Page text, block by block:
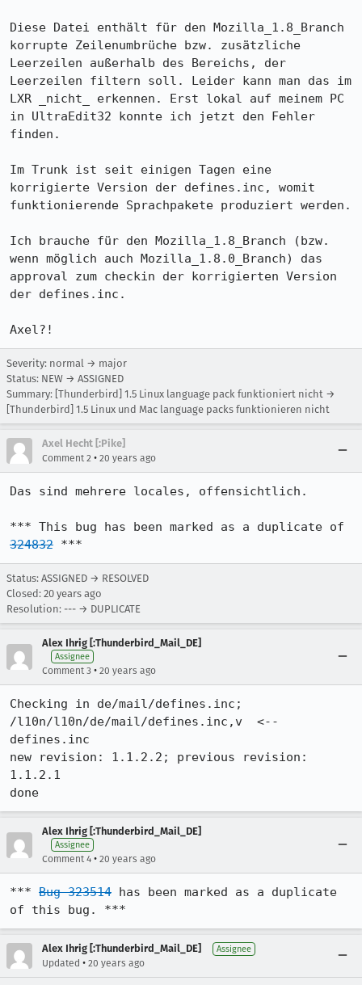
Diese Datei enthält für den Mozilla_1.8_Branch
korrupte Zeilenumbrüche bzw. zusätzliche
Leerzeilen außerhalb des Bereichs, der
Leerzeilen filtern soll. Leider kann man das im
LXR _nicht_ erkennen. Erst lokal auf meinem PC
in UltraEdit32 konnte ich jetzt den Fehler
finden.
Im Trunk ist seit einigen Tagen eine
korrigierte Version der defines.inc, womit
funktionierende Sprachpakete produziert werden.
Ich brauche für den Mozilla_1.8_Branch (bzw.
wenn möglich auch Mozilla_1.8.0_Branch) das
approval zum checkin der korrigierten Version
der defines.inc.
Axel?!
Severity: normal → major
Status: NEW → ASSIGNED
Summary: [Thunderbird] 1.5 Linux language pack funktioniert nicht →
[Thunderbird] 1.5 Linux und Mac language packs funktionieren nicht
Axel Hecht [:Pike]
Comment 2 • 20 years ago
Das sind mehrere locales, offensichtlich.
324832 ***
Status: ASSIGNED → RESOLVED
Closed: 20 years ago
Resolution: --- → DUPLICATE
Alex Ihrig [:Thunderbird_Mail_DE]
Assignee
Comment 3 • 20 years ago
Checking in de/mail/defines.inc;
/l10n/l10n/de/mail/defines.inc,v  <--
defines.inc
new revision: 1.1.2.2; previous revision:
1.1.2.1
Alex Ihrig [:Thunderbird_Mail_DE]
Assignee
Comment 4 • 20 years ago
*** Bug 323514 has been marked as a duplicate
of this bug. ***
Alex Ihrig [:Thunderbird_Mail_DE] Assignee
Updated • 20 years ago